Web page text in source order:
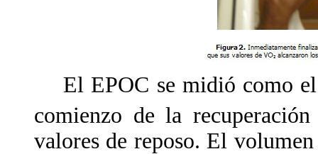
El EPOC se midió como el
comienzo de la
valores de reposo. El